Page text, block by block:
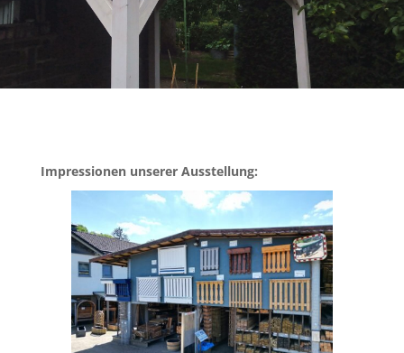
Impressionen unserer Ausstellung: